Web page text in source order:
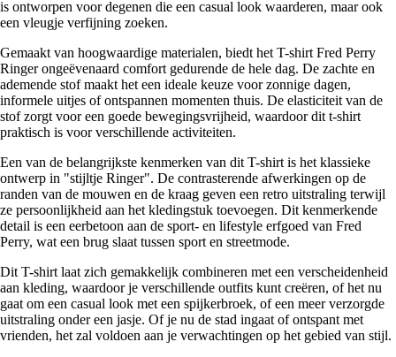
is ontworpen voor degenen die een casual look waarderen, maar ook
een vleugje verfijning zoeken.
Gemaakt van hoogwaardige materialen, biedt het T-shirt Fred Perry
Ringer ongeëvenaard comfort gedurende de hele dag. De zachte en
ademende stof maakt het een ideale keuze voor zonnige dagen,
informele uitjes of ontspannen momenten thuis. De elasticiteit van de
stof zorgt voor een goede bewegingsvrijheid, waardoor dit t-shirt
praktisch is voor verschillende activiteiten.
Een van de belangrijkste kenmerken van dit T-shirt is het klassieke
ontwerp in "stijltje Ringer". De contrasterende afwerkingen op de
randen van de mouwen en de kraag geven een retro uitstraling terwijl
ze persoonlijkheid aan het kledingstuk toevoegen. Dit kenmerkende
detail is een eerbetoon aan de sport- en lifestyle erfgoed van Fred
Perry, wat een brug slaat tussen sport en streetmode.
Dit T-shirt laat zich gemakkelijk combineren met een verscheidenheid
aan kleding, waardoor je verschillende outfits kunt creëren, of het nu
gaat om een casual look met een spijkerbroek, of een meer verzorgde
uitstraling onder een jasje. Of je nu de stad ingaat of ontspant met
vrienden, het zal voldoen aan je verwachtingen op het gebied van stijl.